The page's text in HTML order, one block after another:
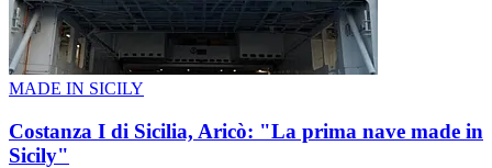
MADE IN SICILY
Costanza I di Sicilia, Aricò: "La prima nave made in
Sicily"